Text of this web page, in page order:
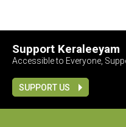
Support Keraleeyam
Accessible to Everyone,
SUPPORT US